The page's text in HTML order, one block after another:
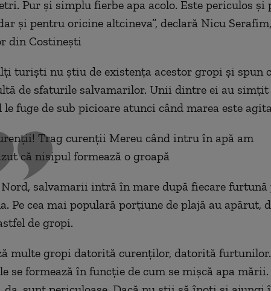
Pur și simplu fierbe apa acolo. Este periculos și
și pentru oricine altcineva”, declară Nicu
din Costinești
turiști nu știu de existența acestor gropi și spun
de sfaturile salvamarilor. Unii dintre ei au
fuge de sub picioare atunci când marea este
Trag curenții Mereu când intru în apă am
că nisipul formează o groapă
salvamarii intră în mare după fiecare furtună
Pe cea mai populară porțiune de plajă au apărut,
de gropi.
multe gropi datorită curenților, datorită furtunilor.
se formează în funcție de cum se mișcă apa mării.